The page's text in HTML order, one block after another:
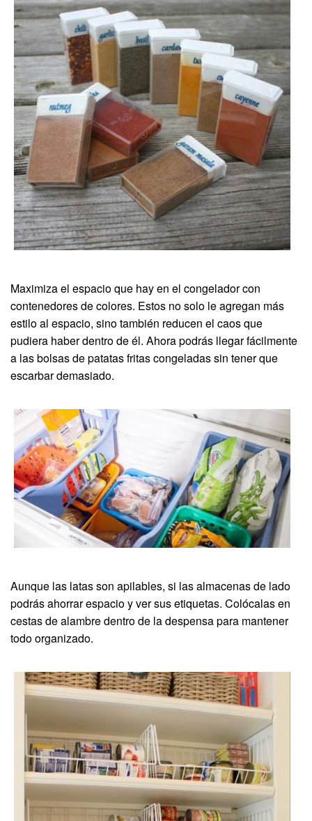
Maximiza el espacio que hay en el congelador con
contenedores de colores. Estos no solo le agregan más
estilo al espacio, sino también reducen el caos que
pudiera haber dentro de él. Ahora podrás llegar fácilmente
a las bolsas de patatas fritas congeladas sin tener que
escarbar demasiado.
Aunque las latas son apilables, si las almacenas de lado
podrás ahorrar espacio y ver sus etiquetas. Colócalas en
cestas de alambre dentro de la despensa para mantener
todo organizado.